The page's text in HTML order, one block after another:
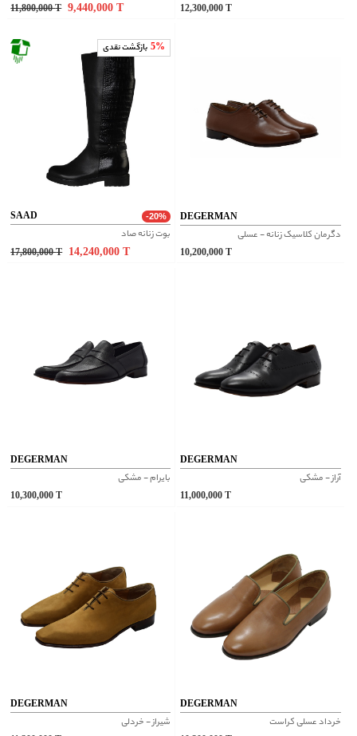
11,800,000 T 9,440,000 12,300,000
5% بازگشت نقدی
SAAD -20%
بوت زنانه صاد
17,800,000 T 14,240,000
DEGERMAN
دگرمان کلاسیک زنانه - عسلی
10,200,000
DEGERMAN
بایرام - مشکی
10,300,000
DEGERMAN
آراز - مشکی
11,000,000
DEGERMAN
شیراز - خردلی
DEGERMAN
خرداد عسلی کراست